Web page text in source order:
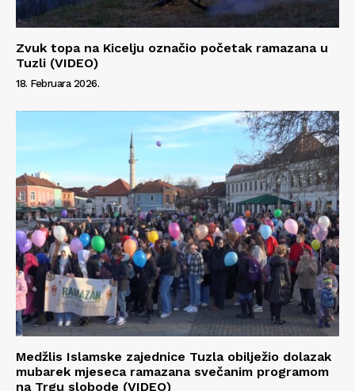
Zvuk topa na Kicelju označio početak ramazana u
Tuzli (VIDEO)
18. Februara 2026.
Medžlis Islamske zajednice Tuzla obilježio dolazak
mubarek mjeseca ramazana svečanim programom
na Trgu slobode (VIDEO)